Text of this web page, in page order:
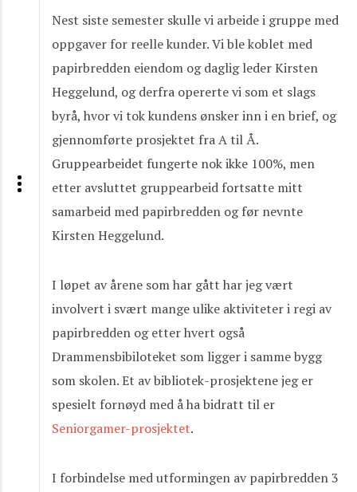
Nest siste semester skulle vi arbeide i gruppe med
oppgaver for reelle kunder. Vi ble koblet med
papirbredden eiendom og daglig leder Kirsten
Heggelund, og derfra opererte vi som et slags
byrå, hvor vi tok kundens ønsker inn i en brief, og
gjennomførte prosjektet fra A til Å.
Gruppearbeidet fungerte nok ikke 100%, men
etter avsluttet gruppearbeid fortsatte mitt
samarbeid med papirbredden og før nevnte
Kirsten Heggelund.
I løpet av årene som har gått har jeg vært
involvert i svært mange ulike aktiviteter i regi av
papirbredden og etter hvert også
Drammensbibiloteket som ligger i samme bygg
som skolen. Et av bibliotek-prosjektene jeg er
spesielt fornøyd med å ha bidratt til er
Seniorgamer-prosjektet.
I forbindelse med utformingen av papirbredden 3